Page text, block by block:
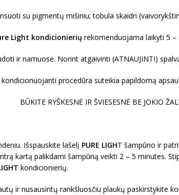
su pigmentų mišiniu; tobula skaidri
Light kondicionierių rekomenduojama laikyti 5
ir namuose. Norint atgaivinti (ATNAUJINTI)
kondicionuojanti procedūra suteikia papildomą
BŪKITE RYŠKESNĖ IR ŠVIESESNĖ BE JOKIO
Išspauskite lašelį PURE LIGHT šampūno ir
kartą palikdami šampūną veikti 2 – 5 minutes.
kondicionierių.
ir nusausintų rankšluosčiu plaukų paskirstykite